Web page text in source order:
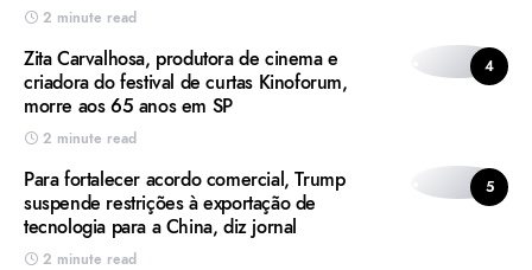
2 minute read
4
Zita Carvalhosa, produtora de cinema e
criadora do festival de curtas Kinoforum,
morre aos 65 anos em SP
2 minute read
5
Para fortalecer acordo comercial, Trump
suspende restrições à exportação de
tecnologia para a China, diz jornal
2 minute read